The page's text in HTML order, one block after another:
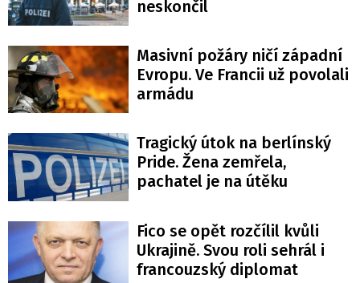
neskončil
Masivní požáry ničí západní
Evropu. Ve Francii už povolali
armádu
Tragický útok na berlínský
Pride. Žena zemřela,
pachatel je na útěku
Fico se opět rozčílil kvůli
Ukrajině. Svou roli sehrál i
francouzský diplomat